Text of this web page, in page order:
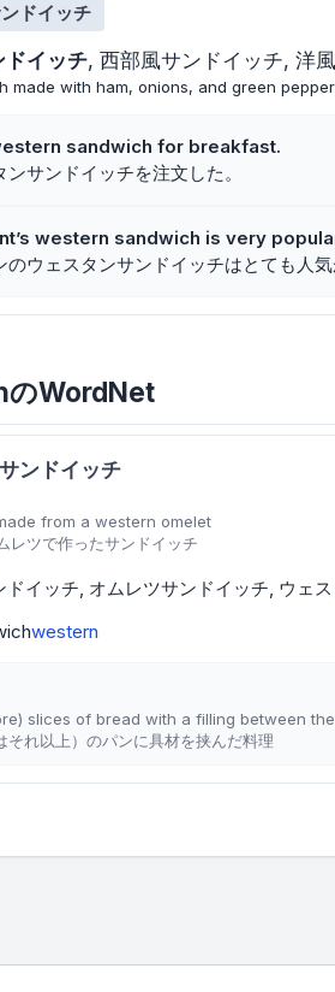
ドイッチ
ドイッチ 西部風サンドイッチ 洋
made with ham, onions, and green
sandwich for breakfast.
サンドイッチを注文した。
western sandwich is very
のウェスタンサンドイッチはとても人気
WordNet
ンドイッチ
from a western omelet
レツで作ったサンドイッチ
ドイッチ オムレツサンドイッチ ウェ
western
slices of bread with a filling between
それ以上）のパンに具材を挟んだ料理